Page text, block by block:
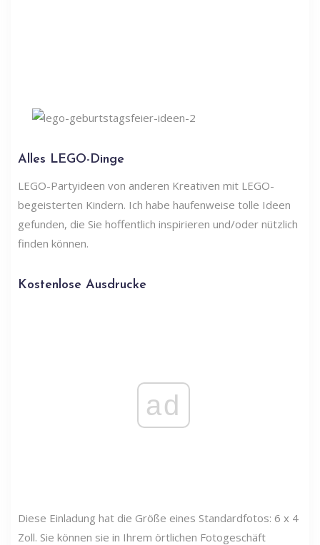
Alles LEGO-Dinge
LEGO-Partyideen von anderen Kreativen mit LEGO-
begeisterten Kindern. Ich habe haufenweise tolle Ideen
gefunden, die Sie hoffentlich inspirieren und/oder nützlich
finden können.
Kostenlose Ausdrucke
ad
Diese Einladung hat die Größe eines Standardfotos: 6 x 4
Zoll. Sie können sie in Ihrem örtlichen Fotogeschäft